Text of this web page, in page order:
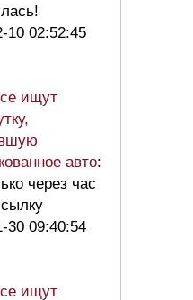
10 02:52:45
ищут
авто:
через час
30 09:40:54
ищут